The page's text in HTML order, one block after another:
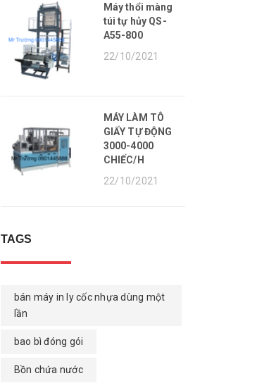
Máy thổi màng
túi tự hủy QS-
A55-800
22/10/2021
MÁY LÀM TÔ
GIẤY TỰ ĐỘNG
3000-4000
CHIẾC/H
22/10/2021
TAGS
bán máy in ly cốc nhựa dùng một
lần
bao bì đóng gói
Bồn chứa nước